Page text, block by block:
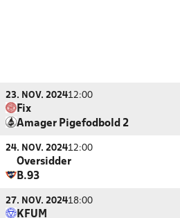
23. NOV. 202412:00
Fix
Amager Pigefodbold 2
24. NOV. 202412:00
Oversidder
B.93
27. NOV. 202418:00
KFUM